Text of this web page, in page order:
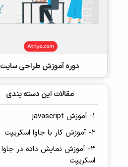
دوره آموزش طراحی سایت
مقالات این دسته بندی
1- آموزش javascript
2- آموزش کار با جاوا اسکریپت
3- آموزش نمایش داده در جاوا
اسکریپت